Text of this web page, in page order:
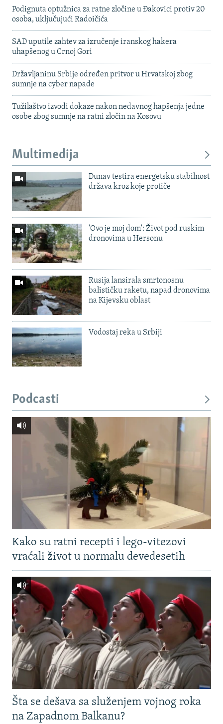
Podignuta optužnica za ratne zločine u Đakovici protiv 20
osoba, uključujući Radoičića
SAD uputile zahtev za izručenje iranskog hakera
uhapšenog u Crnoj Gori
Državljaninu Srbije određen pritvor u Hrvatskoj zbog
sumnje na cyber napade
Tužilaštvo izvodi dokaze nakon nedavnog hapšenja jedne
osobe zbog sumnje na ratni zločin na Kosovu
Multimedija
Dunav testira energetsku stabilnost
država kroz koje protiče
'Ovo je moj dom': Život pod ruskim
dronovima u Hersonu
Rusija lansirala smrtonosnu
balističku raketu, napad dronovima
na Kijevsku oblast
Vodostaj reka u Srbiji
Podcasti
Kako su ratni recepti i lego-vitezovi
vraćali život u normalu devedesetih
Šta se dešava sa služenjem vojnog roka
na Zapadnom Balkanu?